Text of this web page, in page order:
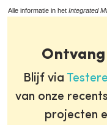
Alle informatie in het Integrated
Blijf via
van onze
projecten